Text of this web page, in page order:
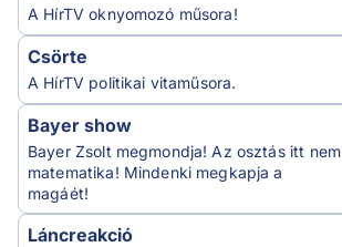
A HírTV oknyomozó műsora!
Csörte
A HírTV politikai vitaműsora.
Bayer show
Bayer Zsolt megmondja! Az osztás itt nem
matematika! Mindenki megkapja a
magáét!
Láncreakció